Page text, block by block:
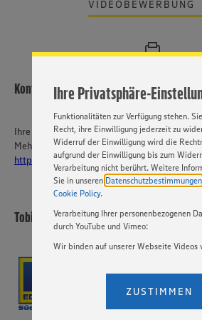
Ihre Privatsphäre-
ermöglichen. Wir verwenden Ihre Daten,
Cookies und anderer Technologien ist
„EINSTELLUNGEN ÄNDERN”. Bitte
Basis Ihrer Einstellungen ggf. nicht mehr
Funktionalitäten zur Verfügung stehen.
Recht, ihre Einwilligung jederzeit zu
Widerruf der Einwilligung wird die
aufgrund der Einwilligung bis zum
Verarbeitung nicht berührt. Weitere
Sie in unseren Datenschutzbestimmungen
Cookie Policy.
Verarbeitung Ihrer personenbezogenen
durch YouTube und Vimeo:
Wir binden auf unserer Webseite Videos
Einstellungen bezüglich YouTube und
ein, dass Ihre Daten (IP-Adresse,
Nutzerverhalten auf unserer Webseite)
ZUSTIMMEN
VIDEOBEWERBUNG
Kontakt
Ihre Ansprechperson
Mehr über EDEKA Südwest:
https://karriere-edeka.de/
Tobias Baisch KG